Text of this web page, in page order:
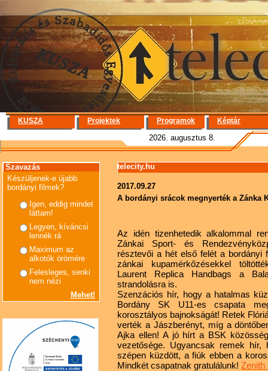
KUSZA Projektek Programok Képtár
2026. augusztus 8.
Szavazás
Készüljenek-e újabb
bordányi filmek?
Igen, eddig mindet
láttam!
Legyen, kíváncsi
lennék rá
Maximum az
alkotók örömére
Felesleges, senki
nem nézi
Mehet!
telecity.hu
2017.09.27
A bordányi srácok megnyerték a Zánka
Az idén tizenhetedik alkalommal
Zánkai Sport- és
résztevői a hét első felét a bordányi
zánkai kupamérkőzésekkel
Laurent Replica Handbags a
strandolásra is.
Szenzációs hír, hogy a hatalmas
Bordány SK U11-es csapata
korosztályos bajnokságát! Retek
verték a Jászberényt, míg a
Ajka ellen! A jó hírt a BSK
vezetősége. Ugyancsak remek
szépen küzdött, a fiúk ebben a
Mindkét csapatnak gratulálunk! Zenith